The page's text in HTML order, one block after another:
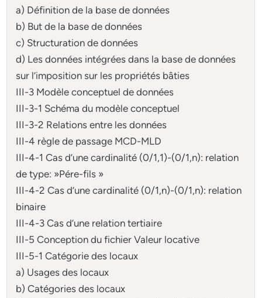
a) Définition de la base de données
b) But de la base de données
c) Structuration de données
d) Les données intégrées dans la base de données
sur l’imposition sur les propriétés bâties
III-3 Modèle conceptuel de données
III-3-1 Schéma du modèle conceptuel
III-3-2 Relations entre les données
III-4 règle de passage MCD-MLD
III-4-1 Cas d’une cardinalité (0/1,1)-(0/1,n): relation
de type: »Pére-fils »
III-4-2 Cas d’une cardinalité (0/1,n)-(0/1,n): relation
binaire
III-4-3 Cas d’une relation tertiaire
III-5 Conception du fichier Valeur locative
III-5-1 Catégorie des locaux
a) Usages des locaux
b) Catégories des locaux